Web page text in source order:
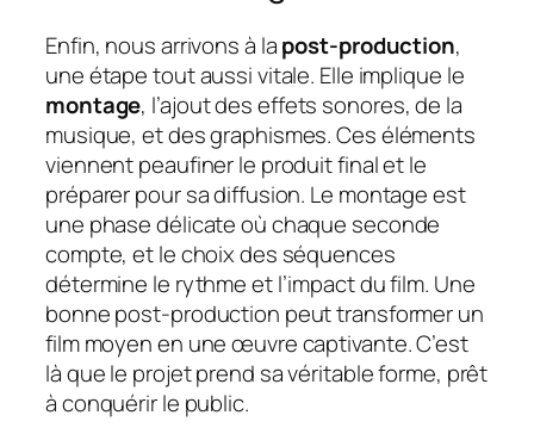
Enfin, nous arrivons à lapost-production,
une étape tout aussi vitale. Elle implique le
montage, l’ajout des effets sonores, de la
musique, et des graphismes. Ces éléments
viennent peaufiner le produit final et le
préparer pour sa diffusion. Le montage est
une phase délicate où chaque seconde
compte, et le choix des séquences
détermine le rythme et l’impact du film. Une
bonne post-production peut transformer un
film moyen en une œuvre captivante. C’est
là que le projet prend sa véritable forme, prêt
à conquérir le public.